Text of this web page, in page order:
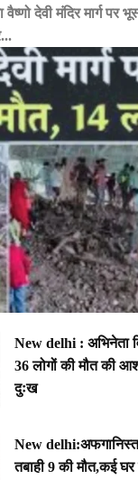
वैष्णो देवी मंदिर मार्ग
New delhi : अभिनेता
36 लोगों की मौत की
दुःख
New
तबाही 9 की मौत,कई